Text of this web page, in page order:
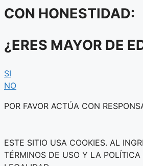
CON HONESTIDAD:
¿ERES MAYOR DE
SI
NO
POR FAVOR ACTÚA CON
ESTE SITIO USA COOKIES. AL
TÉRMINOS DE USO Y LA POLÍTICA